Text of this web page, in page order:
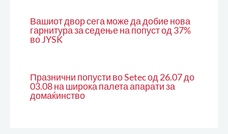
Вашиот двор сега може да добие нова
гарнитура за седење на попуст од 37%
во JYSK
Празнични попусти во Setec од 26.07 до
03.08 на широка палета апарати за
домаќинство